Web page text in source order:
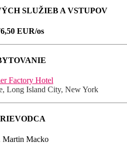
SLUŽIEB A VSTUPOV
EUR/os
Factory Hotel
Long Island City, New York
Martin Macko